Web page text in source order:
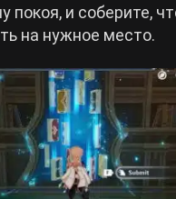
покоя, и соберите,
на нужное место.